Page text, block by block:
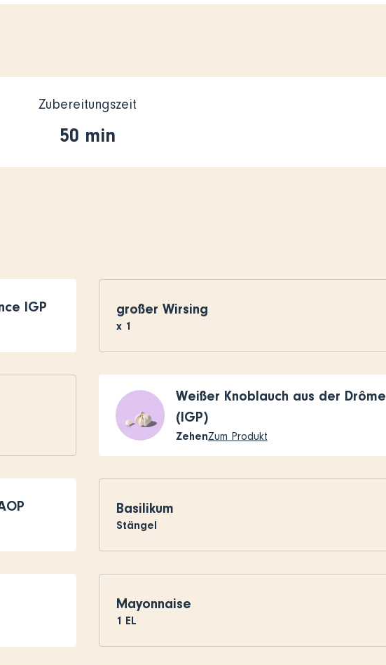
Zubereitungszeit
50 min
IGP großer Wirsing
x 1
Weißer Knoblauch aus der Drôme
(IGP)
ZehenZum Produkt
Basilikum
Stängel
Mayonnaise
1 EL